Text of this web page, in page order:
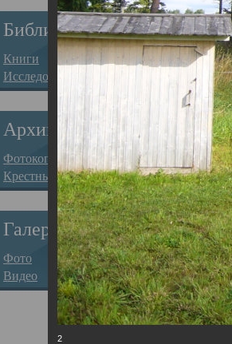
Библиотека
Книги
Исследования
Архив
Фотокопии дел
Крестные ходы
Галерея
Фото
Видео
был
2